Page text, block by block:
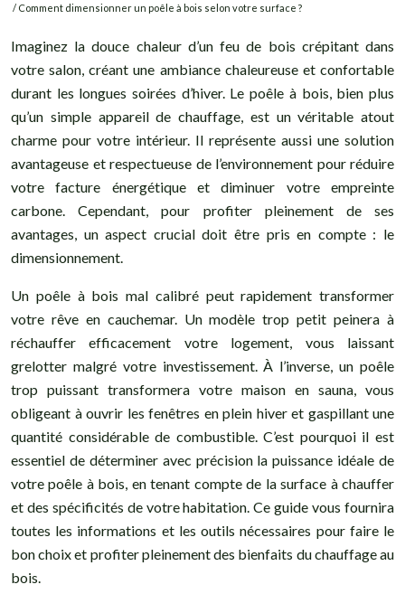
/ Comment dimensionner un poêle à bois selon votre surface ?
Imaginez la douce chaleur d’un feu de bois crépitant dans
votre salon, créant une ambiance chaleureuse et confortable
durant les longues soirées d’hiver. Le poêle à bois, bien plus
qu’un simple appareil de chauffage, est un véritable atout
charme pour votre intérieur. Il représente aussi une solution
avantageuse et respectueuse de l’environnement pour réduire
votre facture énergétique et diminuer votre empreinte
carbone. Cependant, pour profiter pleinement de ses
avantages, un aspect crucial doit être pris en compte : le
dimensionnement.
Un poêle à bois mal calibré peut rapidement transformer
votre rêve en cauchemar. Un modèle trop petit peinera à
réchauffer efficacement votre logement, vous laissant
grelotter malgré votre investissement. À l’inverse, un poêle
trop puissant transformera votre maison en sauna, vous
obligeant à ouvrir les fenêtres en plein hiver et gaspillant une
quantité considérable de combustible. C’est pourquoi il est
essentiel de déterminer avec précision la puissance idéale de
votre poêle à bois, en tenant compte de la surface à chauffer
et des spécificités de votre habitation. Ce guide vous fournira
toutes les informations et les outils nécessaires pour faire le
bon choix et profiter pleinement des bienfaits du chauffage au
bois.